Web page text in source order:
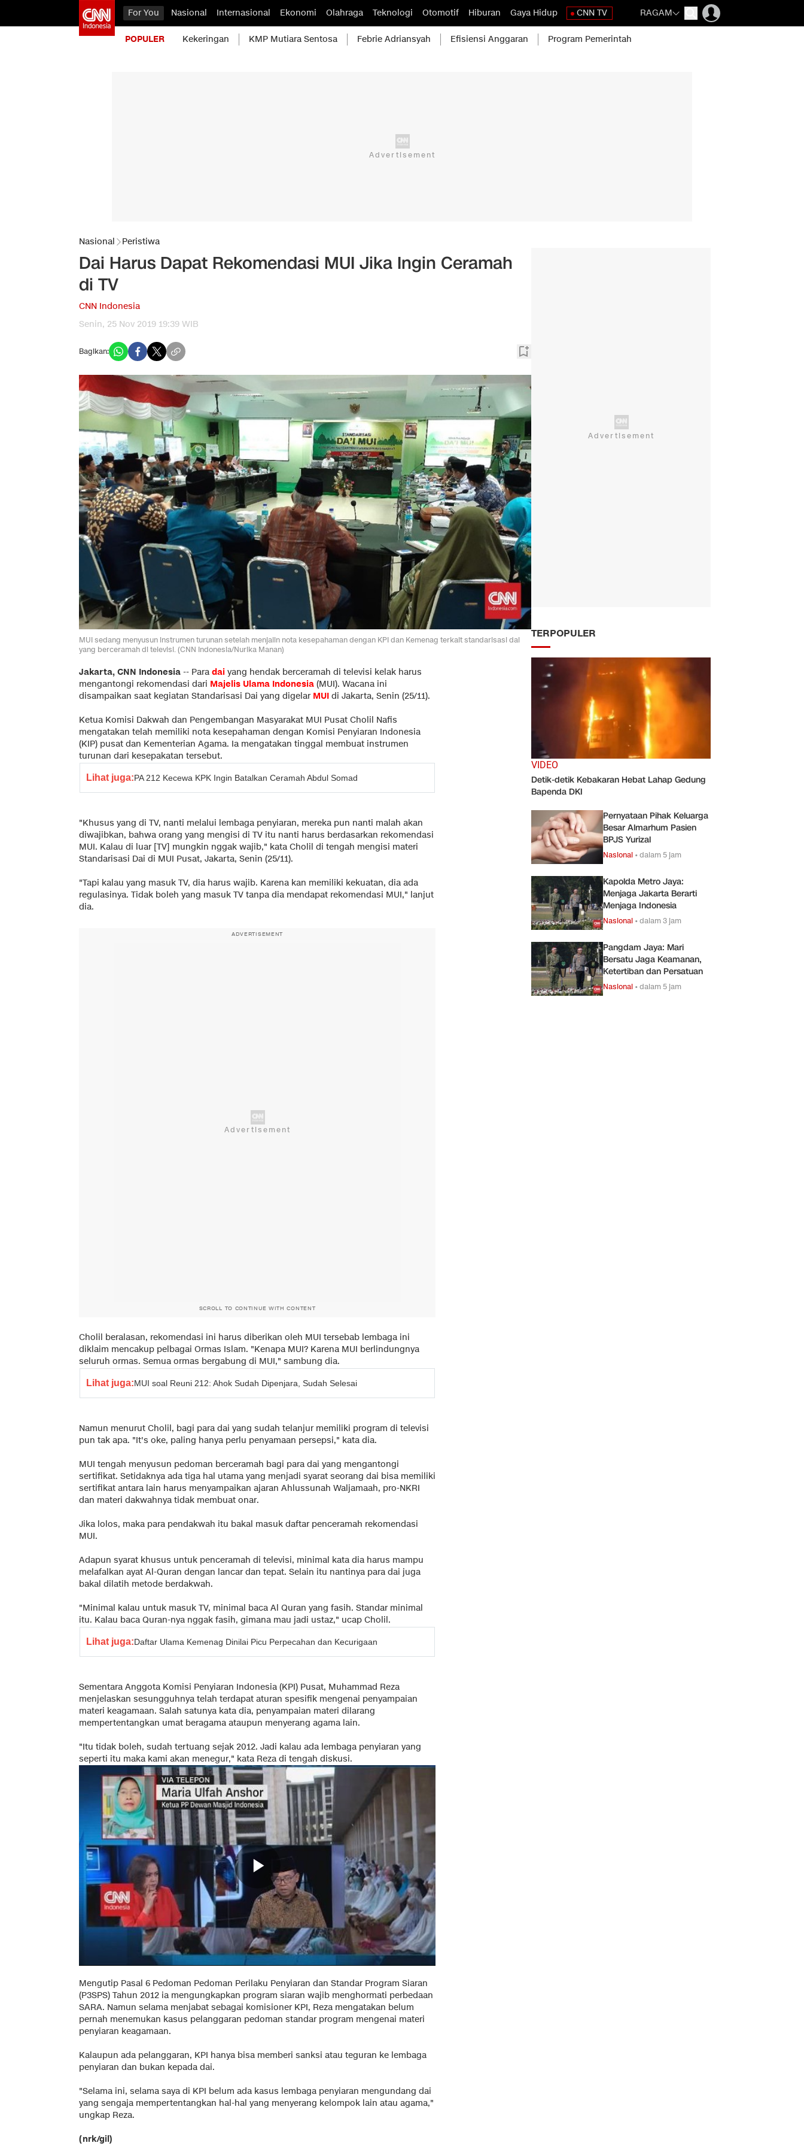
For You Nasional Internasional Ekonomi Olahraga Teknologi Otomotif Hiburan Gaya Hidup CNN TV RAGAM
POPULER Kekeringan KMP Mutiara Sentosa Febrie Adriansyah Efisiensi Anggaran Program Pemerintah
Nasional Peristiwa
Dai Harus Dapat Rekomendasi MUI Jika Ingin Ceramah
di TV
CNN Indonesia
Senin, 25 Nov 2019 19:39 WIB
Bagikan:
MUI sedang menyusun instrumen turunan setelah menjalin nota kesepahaman dengan KPI dan Kemenag terkait standarisasi dai
yang berceramah di televisi. (CNN Indonesia/Nurika Manan)
Jakarta, CNN Indonesia -- Para dai yang hendak berceramah di televisi kelak harus
mengantongi rekomendasi dari Majelis Ulama Indonesia (MUI). Wacana ini
disampaikan saat kegiatan Standarisasi Dai yang digelar MUI di Jakarta, Senin (25/11).
Ketua Komisi Dakwah dan Pengembangan Masyarakat MUI Pusat Cholil Nafis
mengatakan telah memiliki nota kesepahaman dengan Komisi Penyiaran Indonesia
(KIP) pusat dan Kementerian Agama. Ia mengatakan tinggal membuat instrumen
turunan dari kesepakatan tersebut.
Lihat juga:PA 212 Kecewa KPK Ingin Batalkan Ceramah Abdul Somad
"Khusus yang di TV, nanti melalui lembaga penyiaran, mereka pun nanti malah akan
diwajibkan, bahwa orang yang mengisi di TV itu nanti harus berdasarkan rekomendasi
MUI. Kalau di luar [TV] mungkin nggak wajib," kata Cholil di tengah mengisi materi
Standarisasi Dai di MUI Pusat, Jakarta, Senin (25/11).
"Tapi kalau yang masuk TV, dia harus wajib. Karena kan memiliki kekuatan, dia ada
regulasinya. Tidak boleh yang masuk TV tanpa dia mendapat rekomendasi MUI," lanjut
dia.
ADVERTISEMENT
SCROLL TO CONTINUE WITH CONTENT
Cholil beralasan, rekomendasi ini harus diberikan oleh MUI tersebab lembaga ini
diklaim mencakup pelbagai Ormas Islam. "Kenapa MUI? Karena MUI berlindungnya
seluruh ormas. Semua ormas bergabung di MUI," sambung dia.
Lihat juga:MUI soal Reuni 212: Ahok Sudah Dipenjara, Sudah Selesai
Namun menurut Cholil, bagi para dai yang sudah telanjur memiliki program di televisi
pun tak apa. "It's oke, paling hanya perlu penyamaan persepsi," kata dia.
MUI tengah menyusun pedoman berceramah bagi para dai yang mengantongi
sertifikat. Setidaknya ada tiga hal utama yang menjadi syarat seorang dai bisa memiliki
sertifikat antara lain harus menyampaikan ajaran Ahlussunah Waljamaah, pro-NKRI
dan materi dakwahnya tidak membuat onar.
Jika lolos, maka para pendakwah itu bakal masuk daftar penceramah rekomendasi
MUI.
Adapun syarat khusus untuk penceramah di televisi, minimal kata dia harus mampu
melafalkan ayat Al-Quran dengan lancar dan tepat. Selain itu nantinya para dai juga
bakal dilatih metode berdakwah.
"Minimal kalau untuk masuk TV, minimal baca Al Quran yang fasih. Standar minimal
itu. Kalau baca Quran-nya nggak fasih, gimana mau jadi ustaz," ucap Cholil.
Lihat juga:Daftar Ulama Kemenag Dinilai Picu Perpecahan dan Kecurigaan
Sementara Anggota Komisi Penyiaran Indonesia (KPI) Pusat, Muhammad Reza
menjelaskan sesungguhnya telah terdapat aturan spesifik mengenai penyampaian
materi keagamaan. Salah satunya kata dia, penyampaian materi dilarang
mempertentangkan umat beragama ataupun menyerang agama lain.
"Itu tidak boleh, sudah tertuang sejak 2012. Jadi kalau ada lembaga penyiaran yang
seperti itu maka kami akan menegur," kata Reza di tengah diskusi.
Mengutip Pasal 6 Pedoman Pedoman Perilaku Penyiaran dan Standar Program Siaran
(P3SPS) Tahun 2012 ia mengungkapkan program siaran wajib menghormati perbedaan
SARA. Namun selama menjabat sebagai komisioner KPI, Reza mengatakan belum
pernah menemukan kasus pelanggaran pedoman standar program mengenai materi
penyiaran keagamaan.
Kalaupun ada pelanggaran, KPI hanya bisa memberi sanksi atau teguran ke lembaga
penyiaran dan bukan kepada dai.
"Selama ini, selama saya di KPI belum ada kasus lembaga penyiaran mengundang dai
yang sengaja mempertentangkan hal-hal yang menyerang kelompok lain atau agama,"
ungkap Reza.
(nrk/gil)
TERPOPULER
VIDEO
Detik-detik Kebakaran Hebat Lahap Gedung
Bapenda DKI
Pernyataan Pihak Keluarga
Besar Almarhum Pasien
BPJS Yurizal
Nasional •dalam 5 jam
Kapolda Metro Jaya:
Menjaga Jakarta Berarti
Menjaga Indonesia
Nasional •dalam 3 jam
Pangdam Jaya: Mari
Bersatu Jaga Keamanan,
Ketertiban dan Persatuan
Nasional •dalam 5 jam